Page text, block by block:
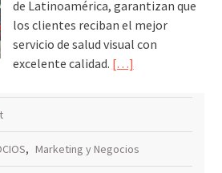
de Latinoamérica, garantizan que
los clientes reciban el mejor
servicio de salud visual con
excelente calidad. […]
, Marketing y Negocios